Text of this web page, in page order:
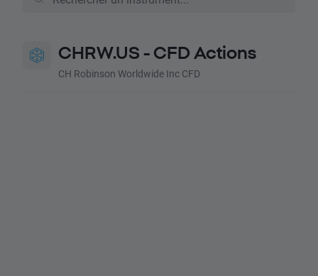
CHRW.US - CFD Actions
CH Robinson Worldwide Inc CFD